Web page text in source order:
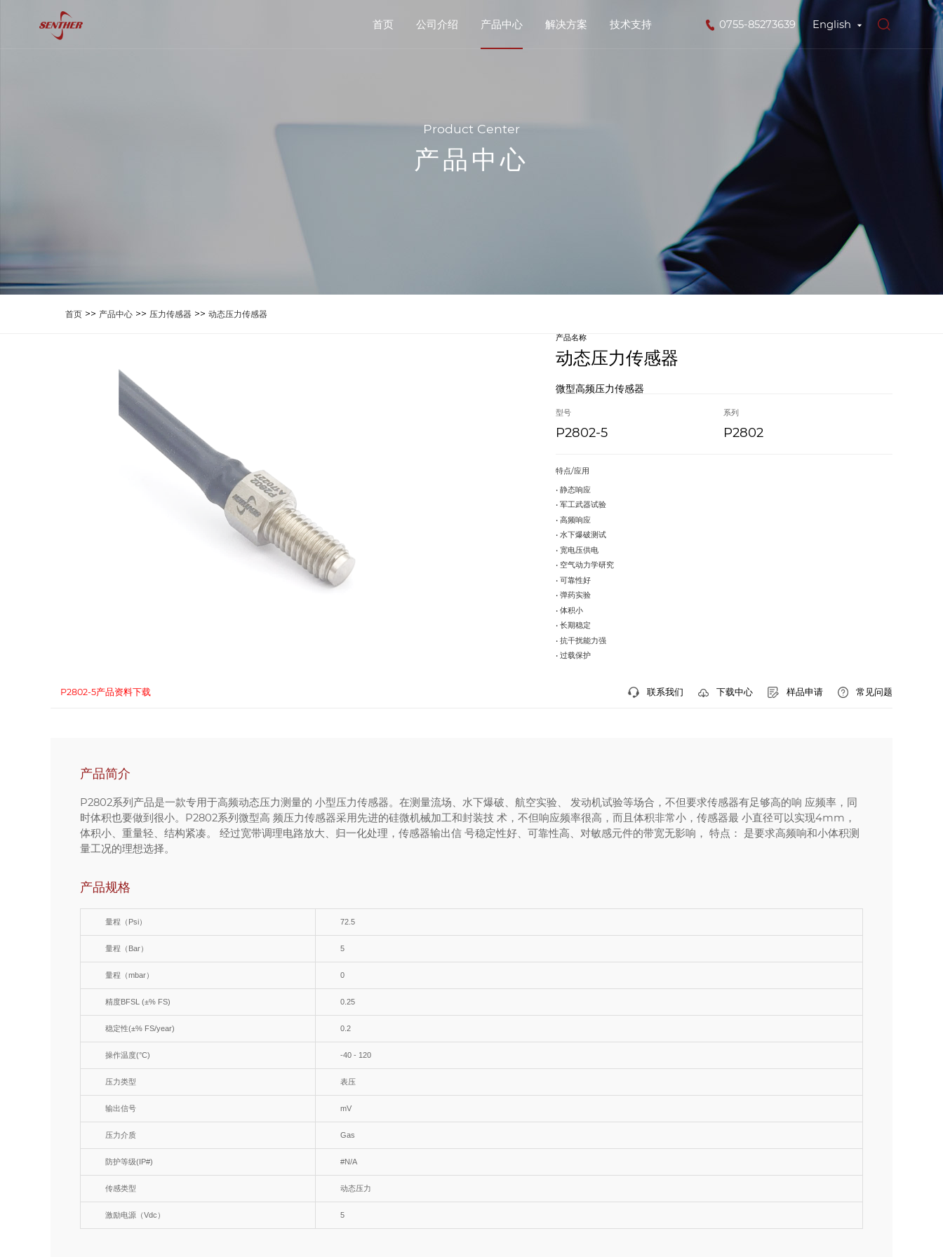
English
0755-85273639
首页 公司介绍 产品中心 解决方案 技术支持
Product Center
产品中心
首页 >> 产品中心 >> 压力传感器 >> 动态压力传感器
产品名称
动态压力传感器
微型高频压力传感器
型号
P2802-5
系列
P2802
特点/应用
• 静态响应
• 军工武器试验
• 高频响应
• 水下爆破测试
• 宽电压供电
• 空气动力学研究
• 可靠性好
• 弹药实验
• 体积小
• 长期稳定
• 抗干扰能力强
• 过载保护
P2802-5产品资料下载 联系我们 下载中心 样品申请 常见问题
产品简介
P2802系列产品是一款专用于高频动态压力测量的 小型压力传感器。在测量流场、水下爆破、航空实验、 发动机试验等场合，不但要求传感器有足够高的响 应频率，同
时体积也要做到很小。P2802系列微型高 频压力传感器采用先进的硅微机械加工和封装技 术，不但响应频率很高，而且体积非常小，传感器最 小直径可以实现4mm，
体积小、重量轻、结构紧凑。 经过宽带调理电路放大、归一化处理，传感器输出信 号稳定性好、可靠性高、对敏感元件的带宽无影响， 特点： 是要求高频响和小体积测
量工况的理想选择。
产品规格
量程（Psi） 72.5
量程（Bar） 5
量程（mbar） 0
精度BFSL (±% FS) 0.25
稳定性(±% FS/year) 0.2
操作温度(°C) -40 - 120
压力类型 表压
输出信号 mV
压力介质 Gas
防护等级(IP#) #N/A
传感类型 动态压力
激励电源（Vdc） 5